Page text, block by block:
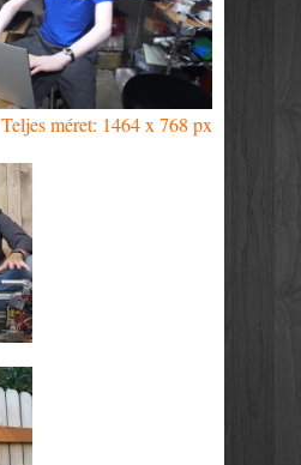
Teljes méret: 1464 x 768 px